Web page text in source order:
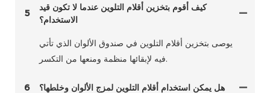
5
كيف أقوم بتخزين أقلام التلوين عندما لا تكون قيد
الاستخدام؟
يوصى بتخزين أقلام التلوين في صندوق الألوان الذي تأتي
فيه لإبقائها منظمة ومنعها من التكسر.
6 هل يمكن استخدام أقلام التلوين لمزج الألوان وخلطها؟